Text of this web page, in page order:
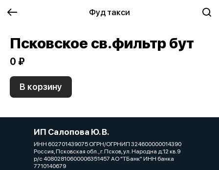
Фуд такси
Псковское св.фильтр бут
0 ₽
В корзину
ИП Салопова Ю. В.
ИНН 602701439075 ОГРН/ОГРНИП 324600000014390
Россия, Псковская обл., г. Псков, ул. Народна д.12 кв.9
р/с 40802810600006351457 АО "ТБанк" ИНН банка
7710140679